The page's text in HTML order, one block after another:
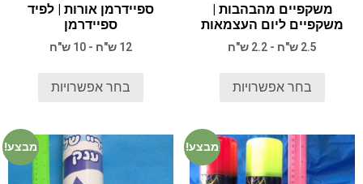
משקפיים מהבהבות |
משקפיים ליום העצמאות
2.5 ש"ח - 2.2 ש"ח
בחר אפשרויות
ספיידרמן אורות | לפיד
ספיידרמן
12 ש"ח - 10 ש"ח
בחר אפשרויות
מבצע! מבצע!